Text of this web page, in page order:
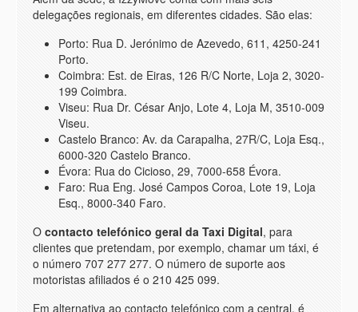
delegações regionais, em diferentes cidades. São elas:
Porto: Rua D. Jerónimo de Azevedo, 611, 4250-241
Porto.
Coimbra: Est. de Eiras, 126 R/C Norte, Loja 2, 3020-
199 Coimbra.
Viseu: Rua Dr. César Anjo, Lote 4, Loja M, 3510-009
Viseu.
Castelo Branco: Av. da Carapalha, 27R/C, Loja Esq.,
6000-320 Castelo Branco.
Évora: Rua do Cicioso, 29, 7000-658 Évora.
Faro: Rua Eng. José Campos Coroa, Lote 19, Loja
Esq., 8000-340 Faro.
O contacto telefónico geral da Taxi Digital, para
clientes que pretendam, por exemplo, chamar um táxi, é
o número 707 277 277. O número de suporte aos
motoristas afiliados é o 210 425 099.
Em alternativa ao contacto telefónico com a central, é